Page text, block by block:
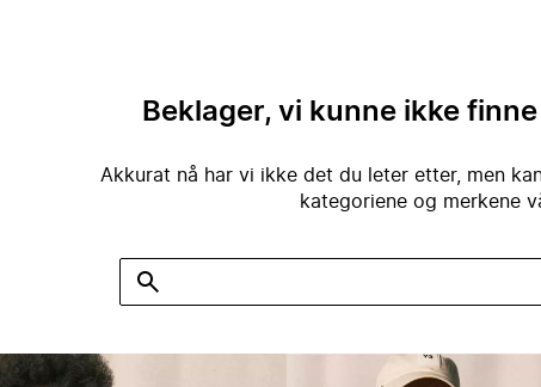
Beklager, vi kunne ikke
Akkurat nå har vi ikke det du leter etter, men
kategoriene og merkene